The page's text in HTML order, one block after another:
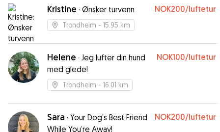
Kristine · Ønsker turvenn NOK200/luftetur
Trondheim - 15.95 km
Helene · Jeg lufter din hund
med glede!
NOK100/luftetur
Trondheim - 16.01 km
Sara · Your Dog’s Best Friend
While You’re Away!
NOK200/luftetur